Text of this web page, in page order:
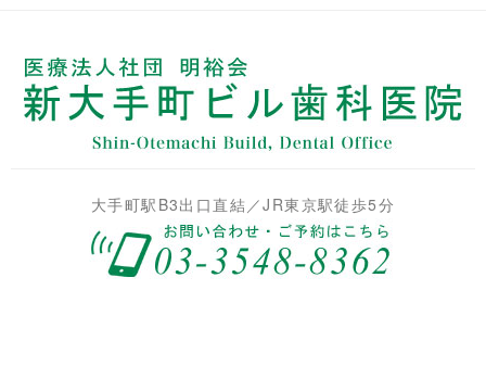
大手町駅B3出口直結／JR東京駅徒歩5分